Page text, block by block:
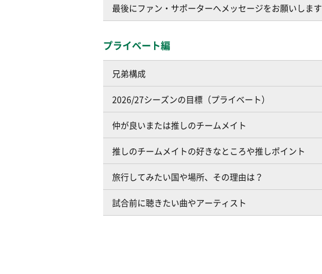
最後にファン・サポーターへメッセージをお願いします
プライベート編
兄弟構成
2026/27シーズンの目標（プライベート）
仲が良いまたは推しのチームメイト
推しのチームメイトの好きなところや推しポイント
旅行してみたい国や場所、その理由は？
試合前に聴きたい曲やアーティスト